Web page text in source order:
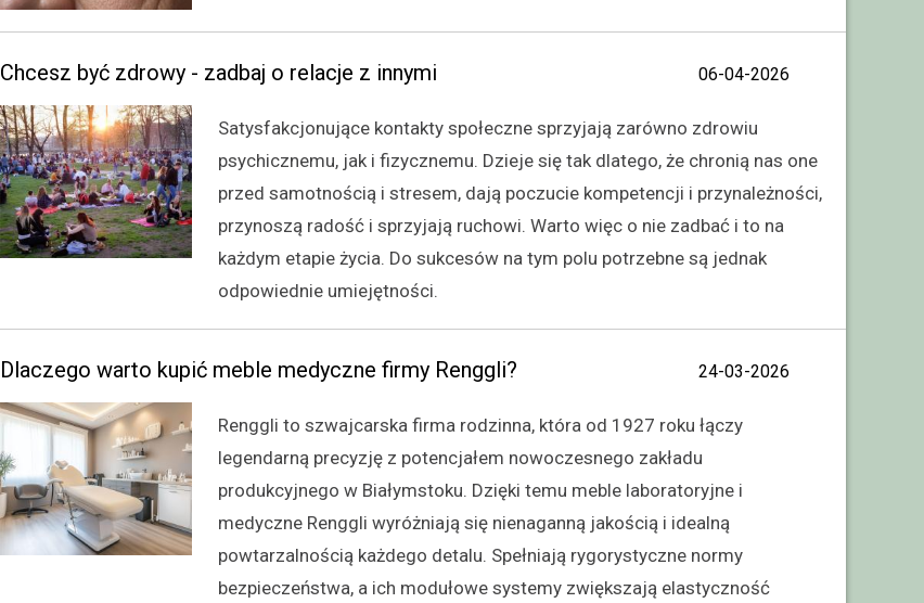
Chcesz być zdrowy - zadbaj o relacje z innymi 06-04-2026
Satysfakcjonujące kontakty społeczne sprzyjają zarówno zdrowiu
psychicznemu, jak i fizycznemu. Dzieje się tak dlatego, że chronią nas one
przed samotnością i stresem, dają poczucie kompetencji i przynależności,
przynoszą radość i sprzyjają ruchowi. Warto więc o nie zadbać i to na
każdym etapie życia. Do sukcesów na tym polu potrzebne są jednak
odpowiednie umiejętności.
Dlaczego warto kupić meble medyczne firmy Renggli? 24-03-2026
Renggli to szwajcarska firma rodzinna, która od 1927 roku łączy
legendarną precyzję z potencjałem nowoczesnego zakładu
produkcyjnego w Białymstoku. Dzięki temu meble laboratoryjne i
medyczne Renggli wyróżniają się nienaganną jakością i idealną
powtarzalnością każdego detalu. Spełniają rygorystyczne normy
bezpieczeństwa, a ich modułowe systemy zwiększają elastyczność